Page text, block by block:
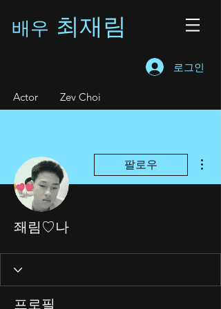
배우 최재림
로그인
Actor Zev Choi
팔로우
좨림♡나
프로필